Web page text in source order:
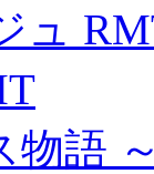
ュ
物語